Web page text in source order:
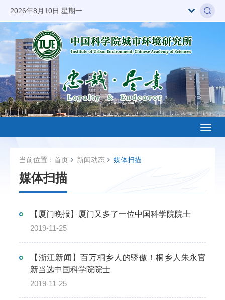
2026年8月10日 星期一
当前位置： 首页 新闻动态 媒体扫描
媒体扫描
【厦门晚报】厦门又多了一位中国科学院院士
2019-11-25
【浙江新闻】百万桐乡人的骄傲！桐乡人朱永官
新当选中国科学院院士
2019-11-25